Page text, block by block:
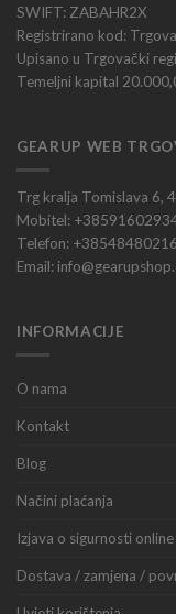
SWIFT: ZABAHR2X
Registrirano kod:
Upisano u Trgovački
Temeljni kapital
GEARUP WEB
Trg kralja Tomislava 6,
Mobitel:
Telefon: +38548480216
Email:
INFORMACIJE
O nama
Kontakt
Blog
Načini plaćanja
Izjava o sigurnosti
Dostava / zamjena /